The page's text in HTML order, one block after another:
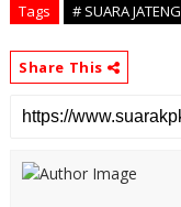
Tags # SUARA JATENG
Share This